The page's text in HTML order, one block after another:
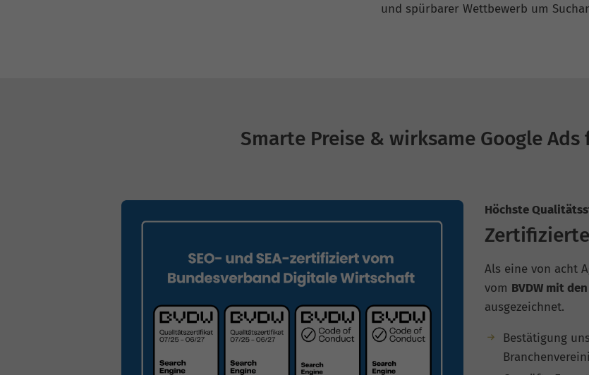
und spürbarer Wettbewerb um
Smarte Preise & wirksame Google
Höchste
Als eine von acht
vom BVDW mit
ausgezeichnet.
Bestätigung